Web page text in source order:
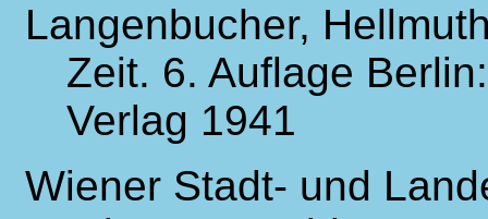
Langenbucher,
Zeit. 6. Auflage
Verlag 1941
Wiener Stadt- und